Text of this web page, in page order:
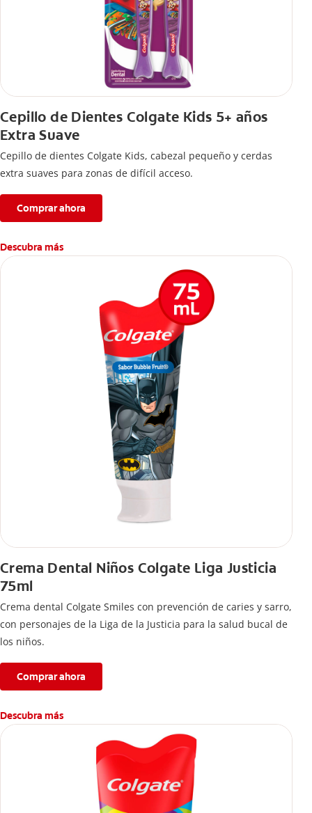
Cepillo de Dientes Colgate Kids 5+ años
Extra Suave
Cepillo de dientes Colgate Kids, cabezal pequeño y cerdas
extra suaves para zonas de difícil acceso.
Comprar ahora
Descubra más
Crema Dental Niños Colgate Liga Justicia
75ml
Crema dental Colgate Smiles con prevención de caries y sarro,
con personajes de la Liga de la Justicia para la salud bucal de
los niños.
Comprar ahora
Descubra más